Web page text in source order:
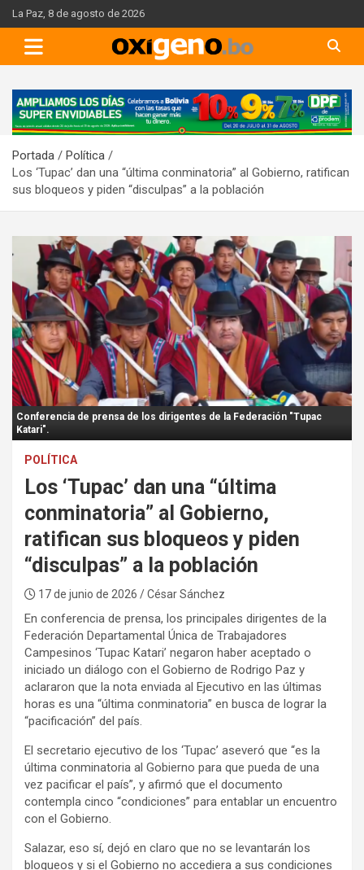
Skip
to
content
La Paz, 8 de agosto de 2026
A
d
e
r
t
m
e
n
t
:
Portada
Política
Los ‘Tupac’ dan una “última conminatoria” al Gobierno, ratifican
sus bloqueos y piden “disculpas” a la población
Conferencia de prensa de los dirigentes de la Federación "Tupac
Katari".
POLÍTICA
Los ‘Tupac’ dan una “última
conminatoria” al Gobierno,
ratifican sus bloqueos y piden
“disculpas” a la población
17 de junio de 2026 / César Sánchez
En conferencia de prensa, los principales dirigentes de la
Federación Departamental Única de Trabajadores
Campesinos ‘Tupac Katari’ negaron haber aceptado o
iniciado un diálogo con el Gobierno de Rodrigo Paz y
aclararon que la nota enviada al Ejecutivo en las últimas
horas es una “última conminatoria” en busca de lograr la
“pacificación” del país.
El secretario ejecutivo de los ‘Tupac’ aseveró que “es la
última conminatoria al Gobierno para que pueda de una
vez pacificar el país”, y afirmó que el documento
contempla cinco “condiciones” para entablar un encuentro
con el Gobierno.
Salazar, eso sí, dejó en claro que no se levantarán los
bloqueos y si el Gobierno no accediera a sus condiciones